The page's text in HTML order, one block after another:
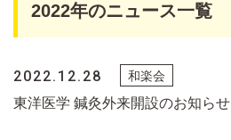
2022年のニュース一覧
2022.12.28
東洋医学 鍼灸外来開設のお知らせ